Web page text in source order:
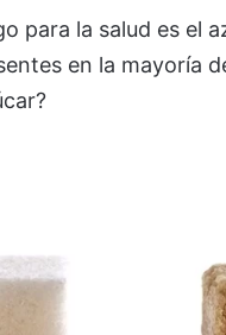
para la salud es el
en la mayoría